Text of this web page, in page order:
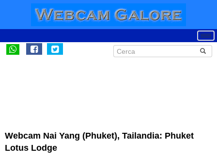
Webcam Nai Yang (Phuket), Tailandia: Phuket
Lotus Lodge